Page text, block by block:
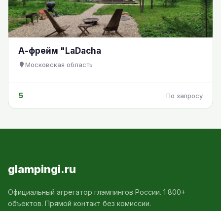
А-фрейм "LaDacha
Московская область
5 По запросу
glampingi.ru
Официальный агрегатор глэмпингов России. 1 800+
объектов. Прямой контакт без комиссии.